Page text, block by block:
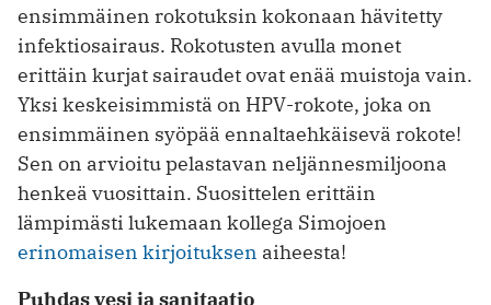
ensimmäinen rokotuksin kokonaan hävitetty
infektiosairaus. Rokotusten avulla monet
erittäin kurjat sairaudet ovat enää muistoja vain.
Yksi keskeisimmistä on HPV-rokote, joka on
ensimmäinen syöpää ennaltaehkäisevä rokote!
Sen on arvioitu pelastavan neljännesmiljoona
henkeä vuosittain. Suosittelen erittäin
lämpimästi lukemaan kollega Simojoen
erinomaisen kirjoituksen aiheesta!
Puhdas vesi ja sanitaatio